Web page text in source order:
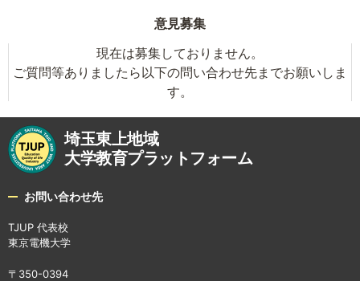
意見募集
現在は募集しておりません。
ご質問等ありましたら以下の問い合わせ先までお願いしま
す。
埼玉東上地域
大学教育プラットフォーム
お問い合わせ先
TJUP 代表校
東京電機大学
〒350-0394